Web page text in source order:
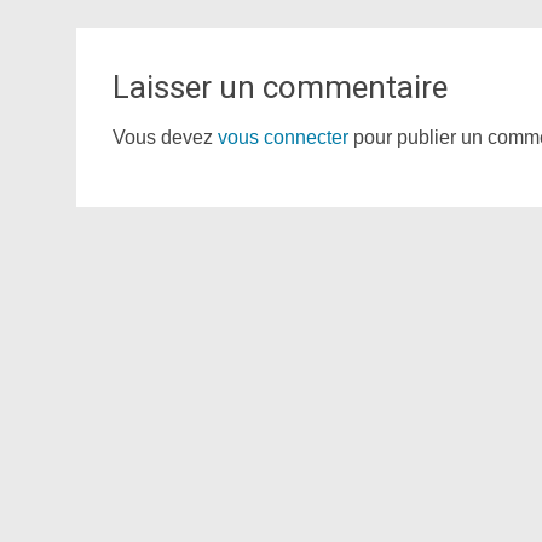
Laisser un commentaire
Vous devez vous connecter pour publier un